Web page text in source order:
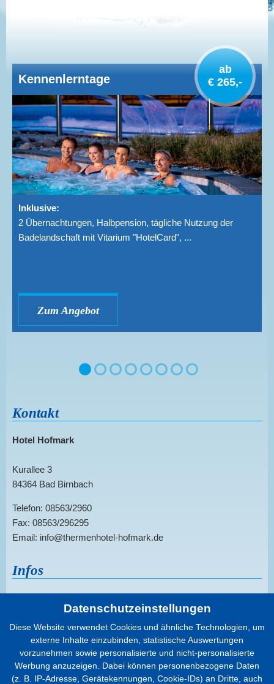
Datenschutzeinstellungen
Diese Website verwendet Cookies und ähnliche Technologien, um
externe Inhalte einzubinden, statistische Auswertungen
vorzunehmen sowie personalisierte und nicht-personalisierte
Werbung anzuzeigen. Dabei können personenbezogene Daten
(z. B. IP-Adresse, Gerätekennungen, Cookie-IDs) an Dritte, auch
Kennenlerntage
Inklusive:
2 Übernachtungen, Halbpension, tägliche Nutzung der
Badelandschaft mit Vitarium "HotelCard", ...
ab
€ 265,-
Zum Angebot
Kontakt
Hotel Hofmark
Kurallee 3
84364 Bad Birnbach
Telefon: 08563/2960
Fax: 08563/296295
Email: info@thermenhotel-hofmark.de
Infos
Sitemap
Cookies
Infos
Impressum
Barrierefreiheit